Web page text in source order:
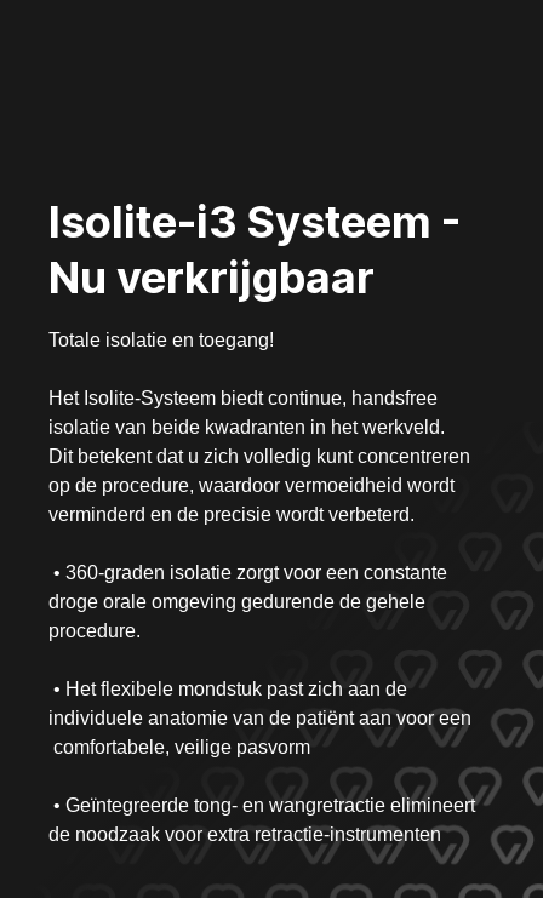
Isolite-i3 Systeem -
Nu verkrijgbaar
Totale isolatie en toegang!
Het Isolite-Systeem biedt continue, handsfree
isolatie van beide kwadranten in het werkveld.
Dit betekent dat u zich volledig kunt concentreren
op de procedure, waardoor vermoeidheid wordt
verminderd en de precisie wordt verbeterd.
• 360-graden isolatie zorgt voor een constante
droge orale omgeving gedurende de gehele
procedure.
• Het flexibele mondstuk past zich aan de
individuele anatomie van de patiënt aan voor een
comfortabele, veilige pasvorm
• Geïntegreerde tong- en wangretractie elimineert
de noodzaak voor extra retractie-instrumenten